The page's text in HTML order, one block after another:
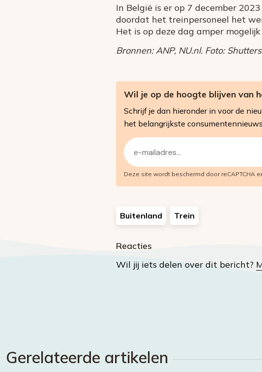
In België is er op 7 december
doordat het treinpersoneel het
Het is op deze dag amper
Bronnen: ANP, NU.nl. Foto:
Wil je op de hoogte blijven van
Schrijf je dan hieronder in voor de
het belangrijkste consumentennieuws.
E-
mailadres
(Vereist)
Deze site wordt beschermd door reCAPTCHA
Buitenland Trein
Reacties
Wil jij iets delen over dit bericht?
Gerelateerde artikelen